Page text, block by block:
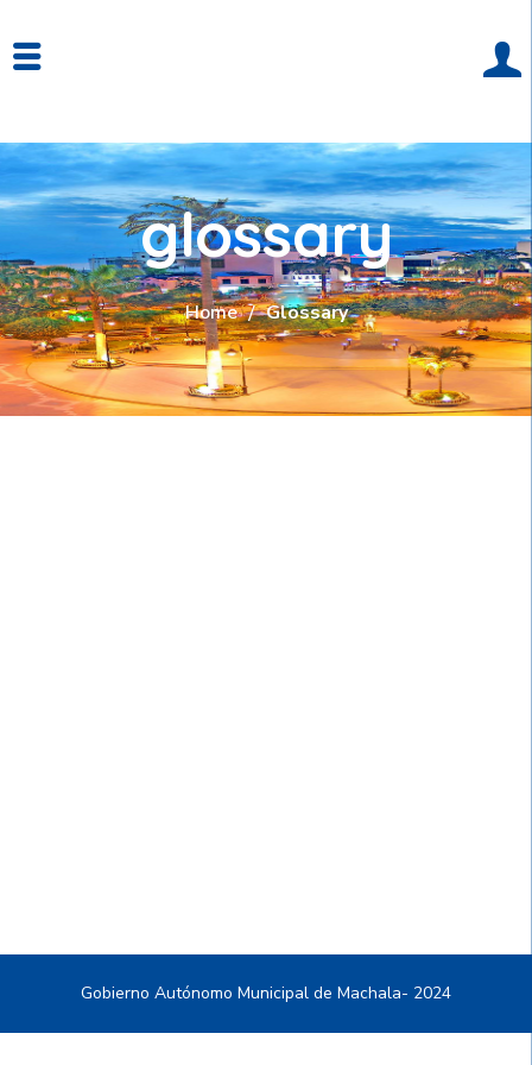
glossary
Home Glossary
Gobierno Autónomo Municipal de Machala- 2024